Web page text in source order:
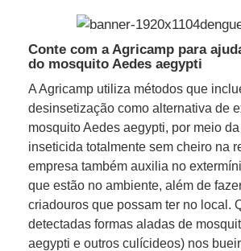
Conte com a Agricamp para
do mosquito Aedes aegypti
A Agricamp utiliza métodos que
desinsetização como alternativa de
mosquito Aedes aegypti, por meio
inseticida totalmente sem cheiro na
empresa também auxilia no
que estão no ambiente, além de
criadouros que possam ter no local.
detectadas formas aladas de
aegypti e outros culícideos) nos